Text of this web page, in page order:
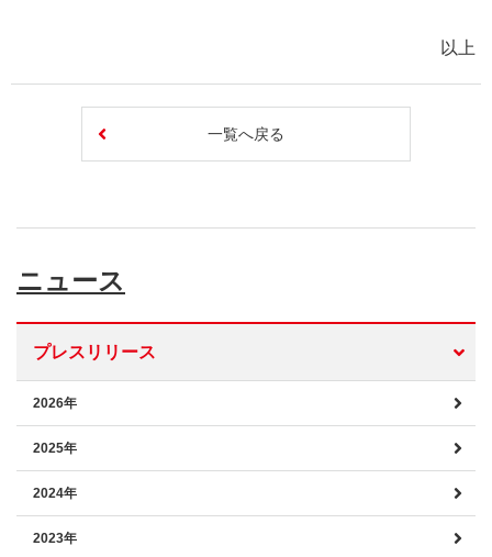
以上
一覧へ戻る
ニュース
プレスリリース
2026年
2025年
2024年
2023年